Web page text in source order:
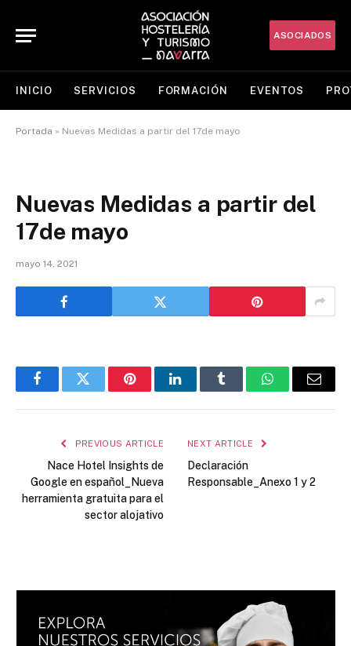
ASOCIADOS
INICIO SERVICIOS FORMACIÓN EVENTOS
Portada » Nuevas Medidas a partir del 17de mayo
Nuevas Medidas a partir del
17de mayo
mayo 14, 2021
FacebookTwitter PinterestLinkedInTumblr WhatsAppEmail
PREVIOUS ARTICLE
Nace Hotel Insights de
Google en español_Nueva
herramienta gratuita para el
sector alojativo
NEXT ARTICLE
Declaración
Responsable_Anexo 1 y 2